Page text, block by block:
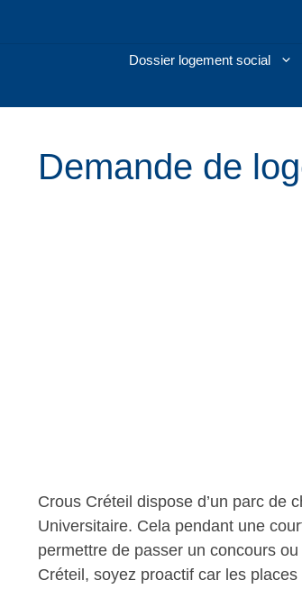
Dossier logement social
Demande de
Crous Créteil dispose d’un parc de
Universitaire. Cela pendant une
permettre de passer un concours
Créteil, soyez proactif car les